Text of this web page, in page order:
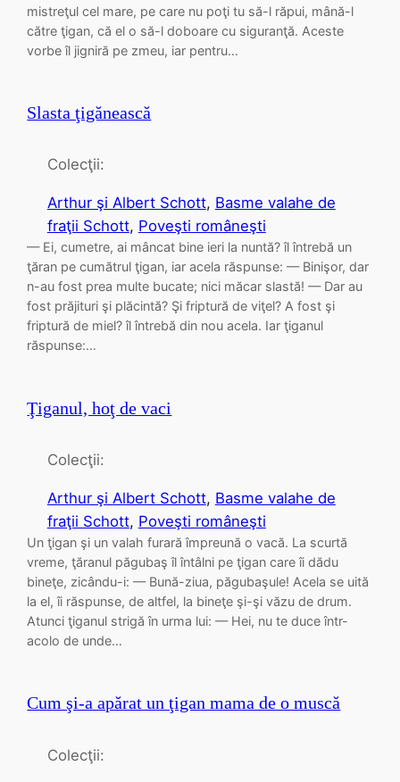
mistreţul cel mare, pe care nu poţi tu să-l răpui, mână-l
către ţigan, că el o să-l doboare cu siguranţă. Aceste
vorbe îl jigniră pe zmeu, iar pentru…
Slasta ţigănească
Colecţii:
Arthur şi Albert Schott, Basme valahe de
fraţii Schott, Poveşti româneşti
— Ei, cumetre, ai mâncat bine ieri la nuntă? îl întrebă un
ţăran pe cumătrul ţigan, iar acela răspunse: — Binişor, dar
n-au fost prea multe bucate; nici măcar slastă! — Dar au
fost prăjituri şi plăcintă? Şi friptură de viţel? A fost şi
friptură de miel? îl întrebă din nou acela. Iar ţiganul
răspunse:…
Ţiganul, hoţ de vaci
Colecţii:
Arthur şi Albert Schott, Basme valahe de
fraţii Schott, Poveşti româneşti
Un ţigan şi un valah furară împreună o vacă. La scurtă
vreme, ţăranul păgubaş îl întâlni pe ţigan care îi dădu
bineţe, zicându-i: — Bună-ziua, păgubaşule! Acela se uită
la el, îi răspunse, de altfel, la bineţe şi-şi văzu de drum.
Atunci ţiganul strigă în urma lui: — Hei, nu te duce într-
acolo de unde…
Cum şi-a apărat un ţigan mama de o muscă
Colecţii: